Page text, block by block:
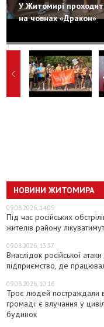
У Житомирі
на човнах «Дракон»
НОВИНИ ЖИТОМИРА
09.08.2026, 14:09
Під час російських
жителів району
09.08.2026, 13:37
Внаслідок російської
підприємство, де
09.08.2026, 10:16
Троє людей постраждали
громаді: є влучання у
будинок